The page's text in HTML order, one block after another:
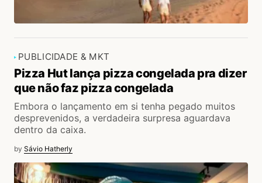
PUBLICIDADE & MKT
Pizza Hut lança pizza congelada pra dizer
que não faz pizza congelada
Embora o lançamento em si tenha pegado muitos
desprevenidos, a verdadeira surpresa aguardava
dentro da caixa.
by Sávio Hatherly